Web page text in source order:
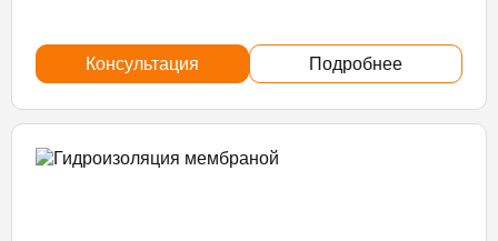
Консультация Подробнее